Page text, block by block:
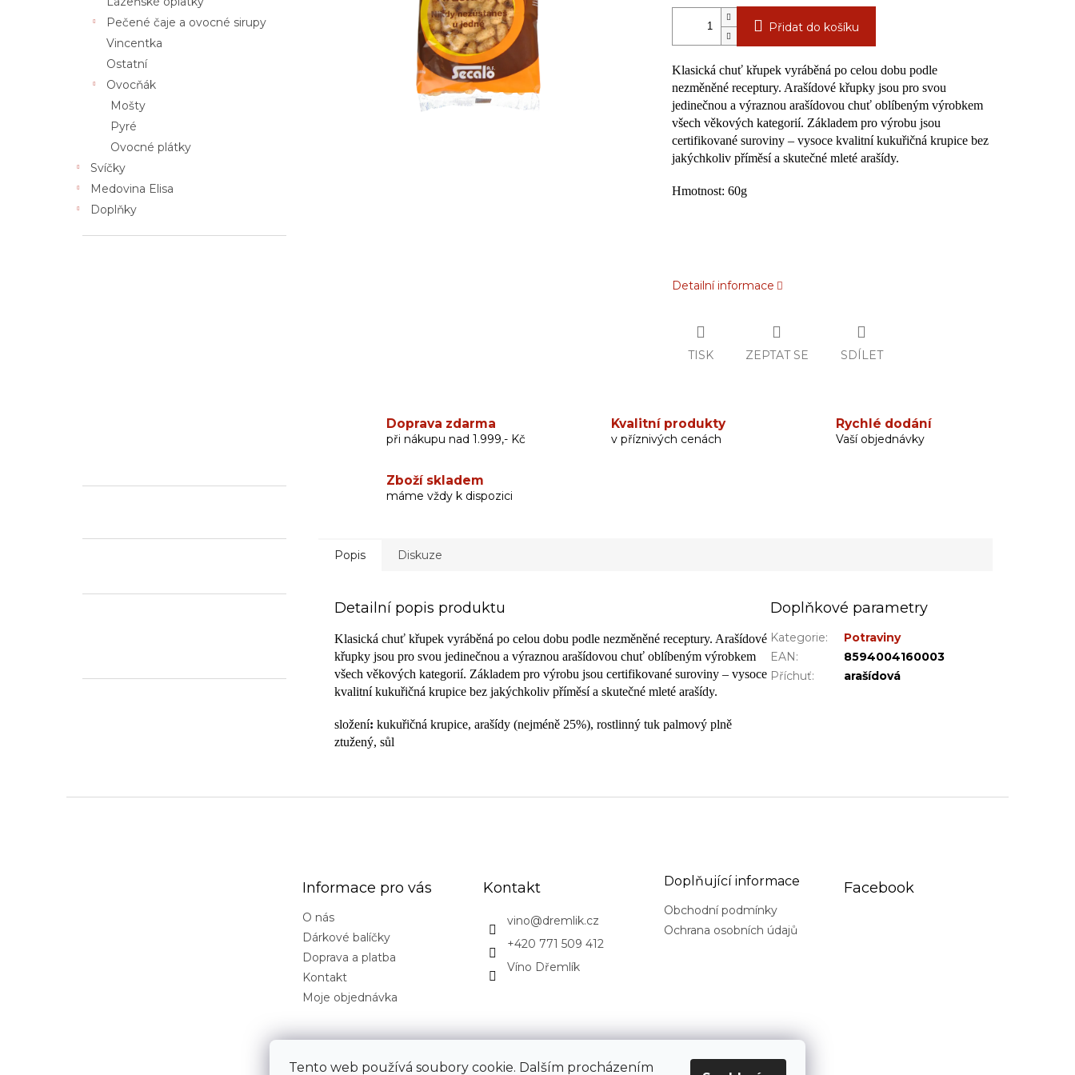
Tento web používá soubory cookie. Dalším procházením
Pečené čaje a ovocné sirupy
Vincentka
Ostatní
Ovocňák
Mošty
Pyré
Ovocné plátky
Svíčky
Medovina Elisa
Doplňky
Přidat do košíku
Klasická chuť křupek vyráběná po celou dobu podle
nezměněné receptury. Arašídové křupky jsou pro svou
jedinečnou a výraznou arašídovou chuť oblíbeným výrobkem
všech věkových kategorií. Základem pro výrobu jsou
certifikované suroviny – vysoce kvalitní kukuřičná krupice bez
jakýchkoliv příměsí a skutečné mleté arašídy.
Hmotnost: 60g
Detailní informace
TISK ZEPTAT SE SDÍLET
Doprava zdarma
při nákupu nad 1.999,- Kč
Kvalitní produkty
v příznivých cenách
Rychlé dodání
Vaší objednávky
Zboží skladem
máme vždy k dispozici
Popis Diskuze
Detailní popis produktu
Klasická chuť křupek vyráběná po celou dobu podle nezměněné receptury. Arašídové
křupky jsou pro svou jedinečnou a výraznou arašídovou chuť oblíbeným výrobkem
všech věkových kategorií. Základem pro výrobu jsou certifikované suroviny – vysoce
kvalitní kukuřičná krupice bez jakýchkoliv příměsí a skutečné mleté arašídy.
složení: kukuřičná krupice, arašídy (nejméně 25%), rostlinný tuk palmový plně
ztužený, sůl
Doplňkové parametry
Kategorie:
Potraviny
EAN:
8594004160003
Příchuť: arašídová
Informace pro vás
O nás
Dárkové balíčky
Doprava a platba
Kontakt
Moje objednávka
Kontakt
vino@dremlik.cz
+420 771 509 412
Víno Dřemlík
Doplňující informace
Obchodní podmínky
Ochrana osobních údajů
Facebook
CovidExpert.cz CovidExpert.sk